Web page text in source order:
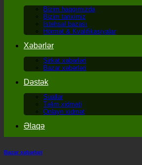
Bizim haqqımızda
Bizim tariximiz
İstehsal bazası
Hörmət & Kvalifikasiyalar
Xəbərlər
Şirkət xəbərləri
Bazar xəbərləri
Dəstək
Suallar
Təlim xidməti
Onlayn xidmət
Əlaqə
Bazar xəbərləri